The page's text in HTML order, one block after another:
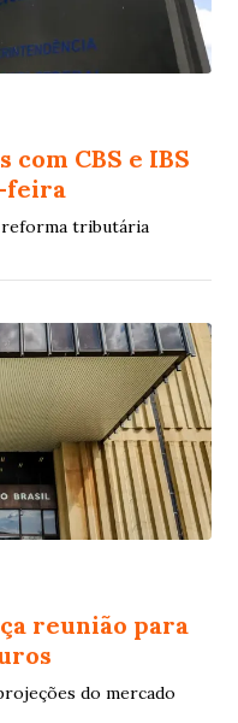
com CBS e IBS
feira
reforma tributária
reunião para
do mercado